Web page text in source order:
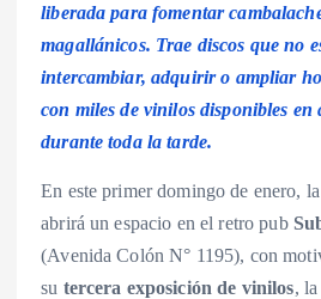
liberada para fomentar
magallánicos. Trae discos que no
intercambiar, adquirir o ampliar
con miles de vinilos disponibles en
durante toda la tarde.
En este primer domingo de enero,
abrirá un espacio en el retro pub
(Avenida Colón N° 1195), con
su tercera exposición de vinilos,